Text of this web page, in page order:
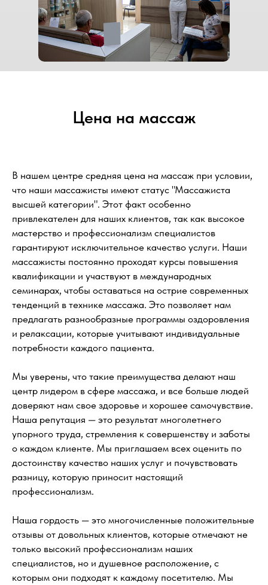
Цена на массаж
В нашем центре средняя цена на массаж при условии,
что наши массажисты имеют статус "Массажиста
высшей категории". Этот факт особенно
привлекателен для наших клиентов, так как высокое
мастерство и профессионализм специалистов
гарантируют исключительное качество услуги. Наши
массажисты постоянно проходят курсы повышения
квалификации и участвуют в международных
семинарах, чтобы оставаться на острие современных
тенденций в технике массажа. Это позволяет нам
предлагать разнообразные программы оздоровления
и релаксации, которые учитывают индивидуальные
потребности каждого пациента.
Мы уверены, что такие преимущества делают наш
центр лидером в сфере массажа, и все больше людей
доверяют нам свое здоровье и хорошее самочувствие.
Наша репутация — это результат многолетнего
упорного труда, стремления к совершенству и заботы
о каждом клиенте. Мы приглашаем всех оценить по
достоинству качество наших услуг и почувствовать
разницу, которую приносит настоящий
профессионализм.
Наша гордость — это многочисленные положительные
отзывы от довольных клиентов, которые отмечают не
только высокий профессионализм наших
специалистов, но и душевное расположение, с
которым они подходят к каждому посетителю. Мы